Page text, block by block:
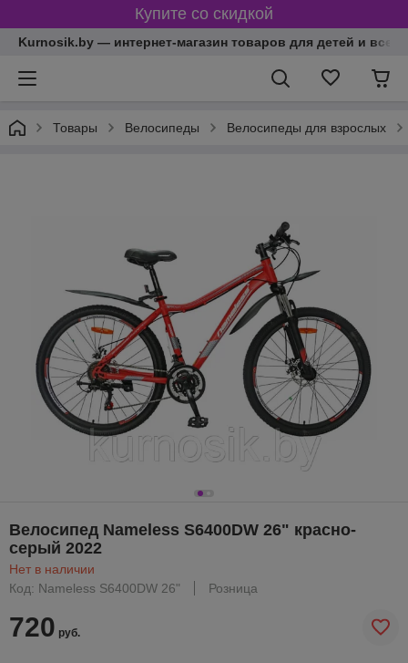
Купите со скидкой
Kurnosik.by — интернет-магазин товаров для детей и всей
Товары Велосипеды Велосипеды для взрослых
Велосипед Nameless S6400DW 26" красно-
серый 2022
Нет в наличии
Код: Nameless S6400DW 26"
Розница
720 руб.